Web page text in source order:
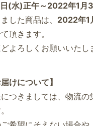
(水)正午～2022年1月
した商品は、 2022年1
頂きます。
よろしくお願いいたし
けについて】
つきましては、物流の